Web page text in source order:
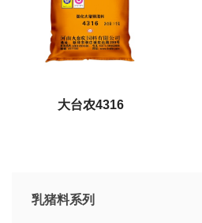
乳猪料系列
大台农4316